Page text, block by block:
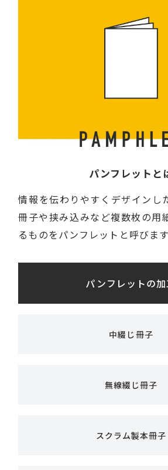
パンフレットと
情報を伝わりやすくデザインし
冊子や挟み込みなど複数枚の用
るものをパンフレットと呼びます
パンフレットの
中綴じ冊子
無線綴じ冊子
スクラム製本冊子